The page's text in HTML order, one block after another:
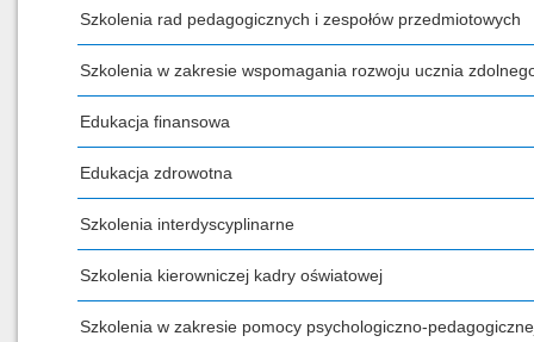
Szkolenia rad pedagogicznych i zespołów przedmiotowych
Szkolenia w zakresie wspomagania rozwoju ucznia
Edukacja finansowa
Edukacja zdrowotna
Szkolenia interdyscyplinarne
Szkolenia kierowniczej kadry oświatowej
Szkolenia w zakresie pomocy psychologiczno-